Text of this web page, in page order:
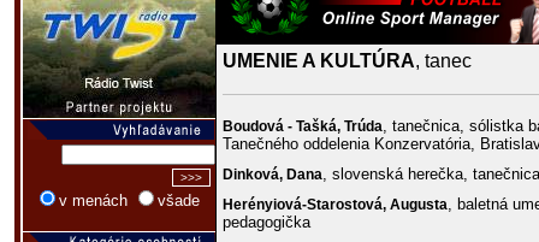
v menách všade
UMENIE A KULTÚRA, tanec
Boudová - Tašká, Trúda, tanečnica, sólistka
Tanečného oddelenia Konzervatória,
Dinková, Dana, slovenská herečka,
Herényiová-Starostová, Augusta, baletná
pedagogička